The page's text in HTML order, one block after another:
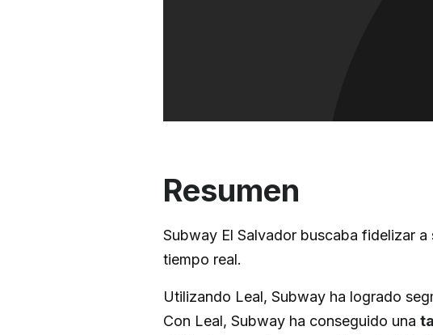
Resumen
Subway El Salvador buscaba fidelizar
tiempo real.
Utilizando Leal, Subway ha logrado
Con Leal, Subway ha conseguido una